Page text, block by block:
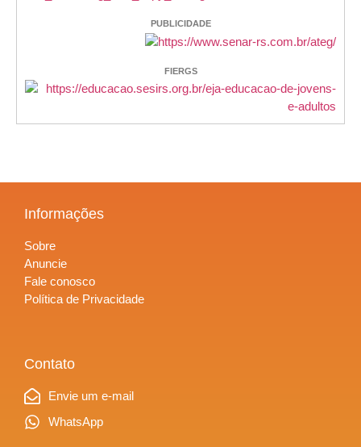
PUBLICIDADE
FIERGS
Informações
Sobre
Anuncie
Fale conosco
Política de Privacidade
Contato
Envie um e-mail
WhatsApp